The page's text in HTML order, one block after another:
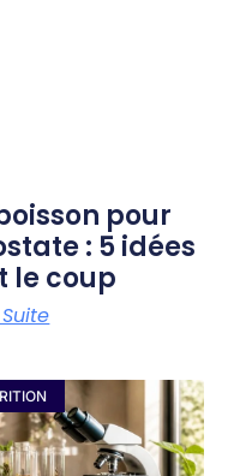
pour
: 5 idées
le coup